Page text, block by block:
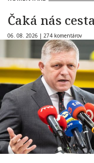
Čaká nás
06. 08. 2026 | 274 komentárov